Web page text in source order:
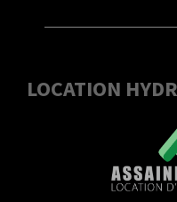
LOCATION